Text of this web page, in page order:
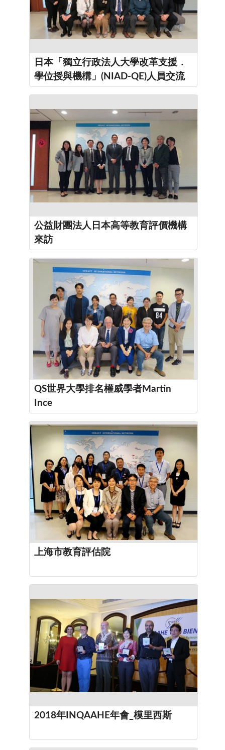
日本「獨立行政法人大學改革支援．
學位授與機構」(NIAD-QE)人員交流
公益財團法人日本高等教育評價機構
來訪
QS世界大學排名權威學者Martin
Ince
上海市教育評估院
2018年INQAAHE年會_模里西斯